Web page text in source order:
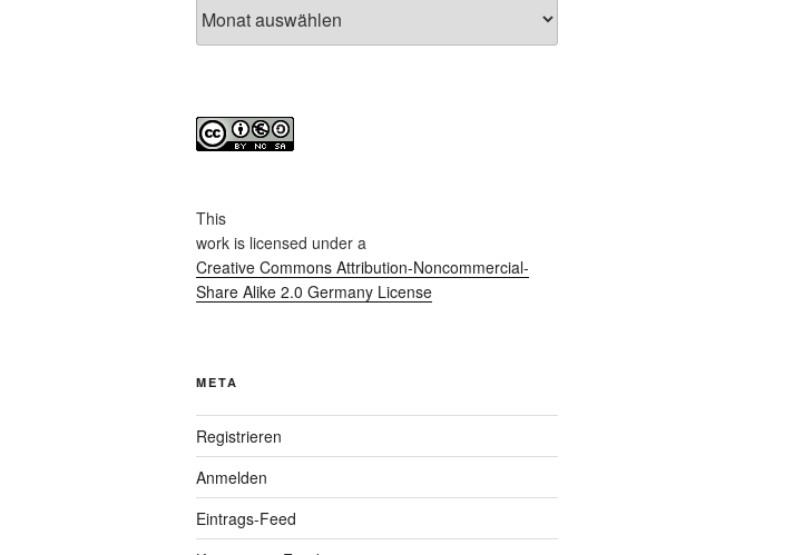
This
workis licensed under a
Creative Commons Attribution-Noncommercial-
Share Alike 2.0 Germany License
META
Registrieren
Anmelden
Eintrags-Feed